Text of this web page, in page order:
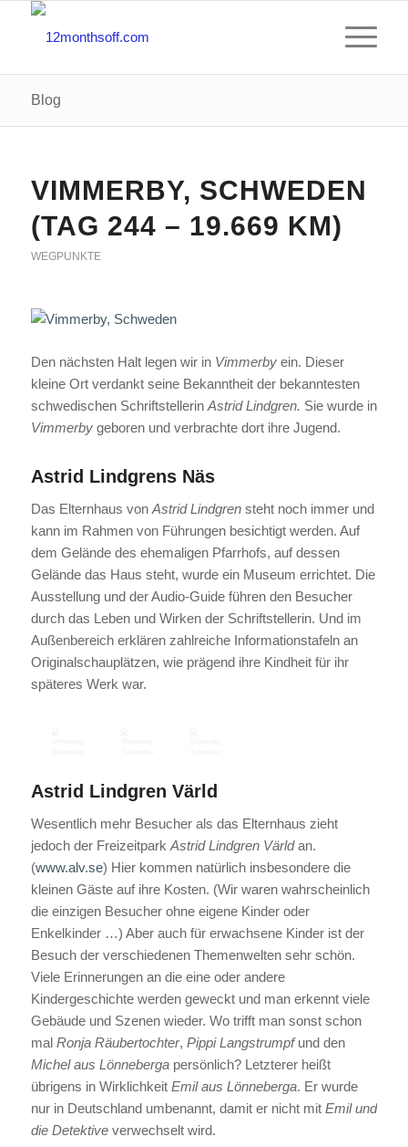
Blog
VIMMERBY, SCHWEDEN
(TAG 244 – 19.669 KM)
WEGPUNKTE
Den nächsten Halt legen wir in Vimmerbyein. Dieser
kleine Ort verdankt seine Bekanntheit der bekanntesten
schwedischen Schriftstellerin Astrid Lindgren. Sie wurde in
Vimmerbygeboren und verbrachte dort ihre Jugend.
Astrid Lindgrens Näs
Das Elternhaus von Astrid Lindgrensteht noch immer und
kann im Rahmen von Führungen besichtigt werden. Auf
dem Gelände des ehemaligen Pfarrhofs, auf dessen
Gelände das Haus steht, wurde ein Museum errichtet. Die
Ausstellung und der Audio-Guide führen den Besucher
durch das Leben und Wirken der Schriftstellerin. Und im
Außenbereich erklären zahlreiche Informationstafeln an
Originalschauplätzen, wie prägend ihre Kindheit für ihr
späteres Werk war.
Astrid Lindgren Värld
Wesentlich mehr Besucher als das Elternhaus zieht
jedoch der Freizeitpark Astrid Lindgren Världan.
(www.alv.se) Hier kommen natürlich insbesondere die
kleinen Gäste auf ihre Kosten. (Wir waren wahrscheinlich
die einzigen Besucher ohne eigene Kinder oder
Enkelkinder …) Aber auch für erwachsene Kinder ist der
Besuch der verschiedenen Themenwelten sehr schön.
Viele Erinnerungen an die eine oder andere
Kindergeschichte werden geweckt und man erkennt viele
Gebäude und Szenen wieder. Wo trifft man sonst schon
mal Ronja Räubertochter, Pippi Langstrumpfund den
Michel aus Lönnebergapersönlich? Letzterer heißt
übrigens in Wirklichkeit Emil aus Lönneberga. Er wurde
nur in Deutschland umbenannt, damit er nicht mit Emil und
die Detektiveverwechselt wird.